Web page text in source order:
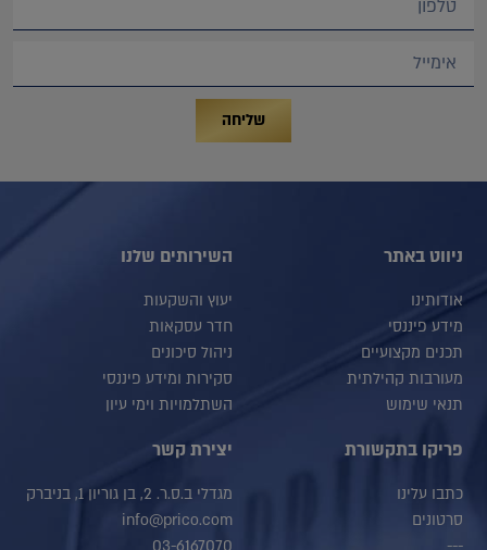
שליחה
ניווט באתר
אודותינו
מידע פיננסי
תכנים מקצועיים
מעורבות קהילתית
תנאי שימוש
השירותים שלנו
יעוץ והשקעות
חדר עסקאות
ניהול סיכונים
סקירות ומידע פיננסי
השתלמויות וימי עיון
פריקו בתקשורת
כתבו עלינו
סרטונים
יצירת קשר
מגדלי ב.ס.ר. 2, בן גוריון 1, בניברק
info@prico.com